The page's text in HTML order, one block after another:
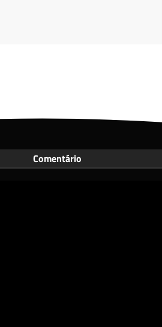
Comentário